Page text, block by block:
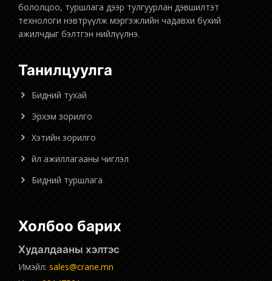
бололцоо, туршлага дээр тулгуурлан дэвшилтэт
технологи нэвтрүүлж мэргэжлийн чадавхи бүхий
ажилчдыг бэлтгэн нийлүүлнэ.
Танилцуулга
Бидний тухай
Эрхэм зорилго
Хэтийн зорилго
Үйл ажиллагааны чиглэл
Бидний туршлага
Холбоо барих
Худалдааны хэлтэс
Имэйл: sales@crane.mn